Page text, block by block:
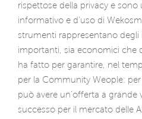
rispettose della privacy e sono
informativo e d’uso di
strumenti rappresentano
importanti, sia economici che
ha fatto per garantire, nel
per la Community Weople:
può avere un’offerta a grande
successo per il mercato delle